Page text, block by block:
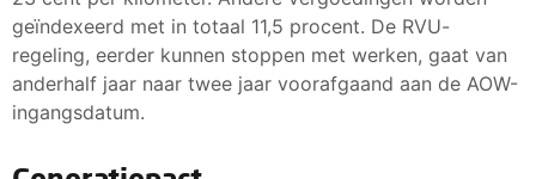
geïndexeerd met in totaal 11,5 procent. De RVU-
regeling, eerder kunnen stoppen met werken, gaat van
anderhalf jaar naar twee jaar voorafgaand aan de AOW-
ingangsdatum.